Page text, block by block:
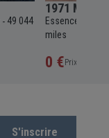
- 49 044
1971
Essence
miles
0 €Prix actuel